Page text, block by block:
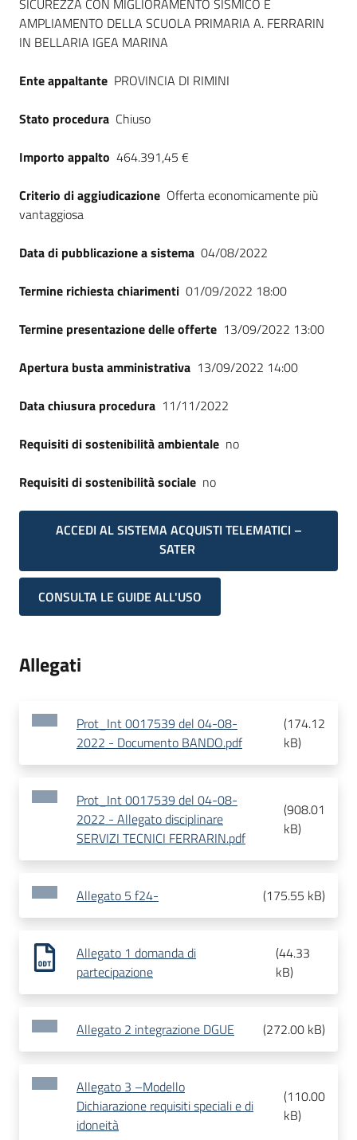
SICUREZZA CON MIGLIORAMENTO SISMICO E
AMPLIAMENTO DELLA SCUOLA PRIMARIA A. FERRARIN
IN BELLARIA IGEA MARINA
Ente appaltante PROVINCIA DI RIMINI
Stato procedura Chiuso
Importo appalto 464.391,45 €
Criterio di aggiudicazione Offerta economicamente più
vantaggiosa
Data di pubblicazione a sistema 04/08/2022
Termine richiesta chiarimenti 01/09/2022 18:00
Termine presentazione delle offerte 13/09/2022 13:00
Apertura busta amministrativa 13/09/2022 14:00
Data chiusura procedura 11/11/2022
Requisiti di sostenibilità ambientale no
Requisiti di sostenibilità sociale no
ACCEDI AL SISTEMA ACQUISTI TELEMATICI –
SATER
CONSULTA LE GUIDE ALL'USO
Allegati
Prot_Int 0017539 del 04-08-
2022 - Documento BANDO.pdf
(174.12
kB)
Prot_Int 0017539 del 04-08-
2022 - Allegato disciplinare
SERVIZI TECNICI FERRARIN.pdf
(908.01
kB)
Allegato 5 f24- (175.55 kB)
Allegato 1 domanda di
partecipazione
(44.33
kB)
Allegato 2 integrazione DGUE (272.00 kB)
Allegato 3 –Modello
Dichiarazione requisiti speciali e di
idoneità
(110.00
kB)